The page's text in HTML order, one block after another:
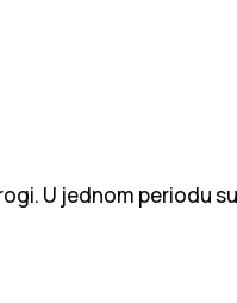
U jednom periodu